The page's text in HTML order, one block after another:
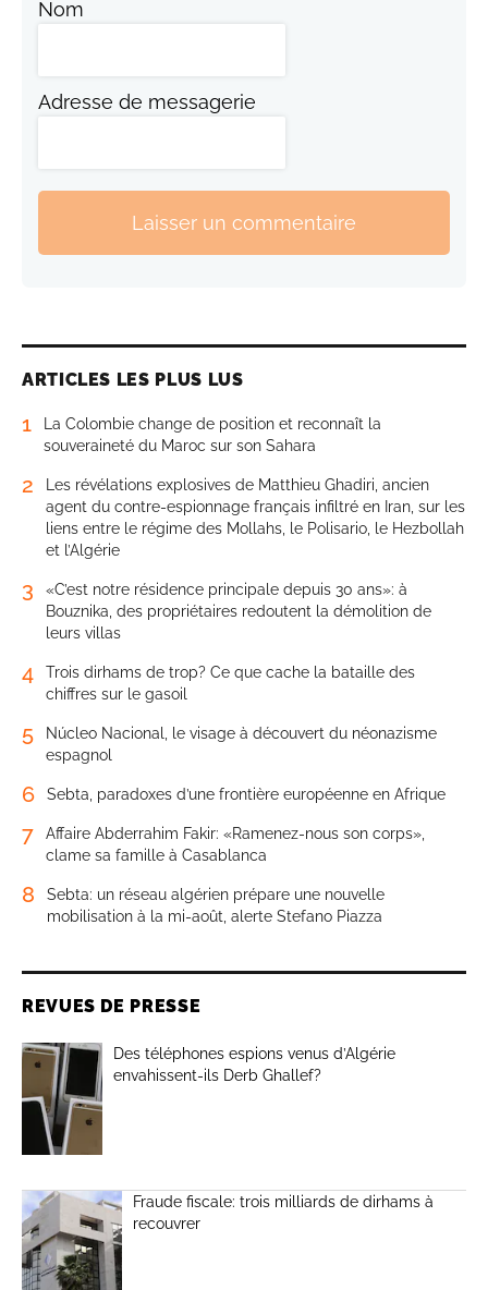
Nom
Adresse de messagerie
Laisser un commentaire
ARTICLES LES PLUS LUS
1
La Colombie change de position et reconnaît la
souveraineté du Maroc sur son Sahara
2
Les révélations explosives de Matthieu Ghadiri, ancien
agent du contre-espionnage français infiltré en Iran, sur les
liens entre le régime des Mollahs, le Polisario, le Hezbollah
et l’Algérie
3
«C’est notre résidence principale depuis 30 ans»: à
Bouznika, des propriétaires redoutent la démolition de
leurs villas
4
Trois dirhams de trop? Ce que cache la bataille des
chiffres sur le gasoil
5
Núcleo Nacional, le visage à découvert du néonazisme
espagnol
6 Sebta, paradoxes d’une frontière européenne en Afrique
7
Affaire Abderrahim Fakir: «Ramenez-nous son corps»,
clame sa famille à Casablanca
8
Sebta: un réseau algérien prépare une nouvelle
mobilisation à la mi-août, alerte Stefano Piazza
REVUES DE PRESSE
Des téléphones espions venus d’Algérie
envahissent-ils Derb Ghallef?
Fraude fiscale: trois milliards de dirhams à
recouvrer